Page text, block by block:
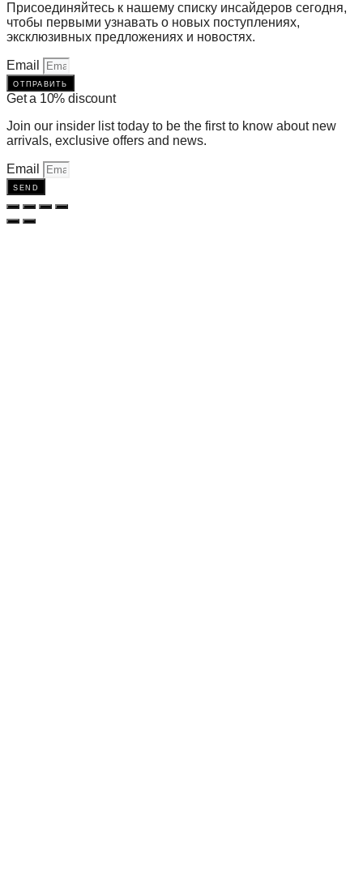
Присоединяйтесь к нашему списку инсайдеров сегодня,
чтобы первыми узнавать о новых поступлениях,
эксклюзивных предложениях и новостях.
Email
отправить
Get a 10% discount
Join our insider list today to be the first to know about new
arrivals, exclusive offers and news.
Email
send